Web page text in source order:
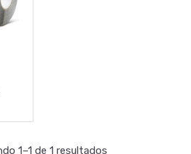
1–1 de 1 resultados